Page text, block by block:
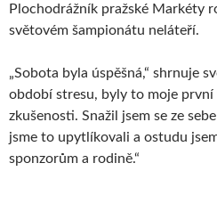
Plochodrážník pražské Markéty
světovém šampionátu neláteří.
„Sobota byla úspěšná,“ shrnuje
období stresu, byly to moje první
zkušenosti. Snažil jsem se ze
jsme to upytlíkovali a ostudu
sponzorům a rodině.“